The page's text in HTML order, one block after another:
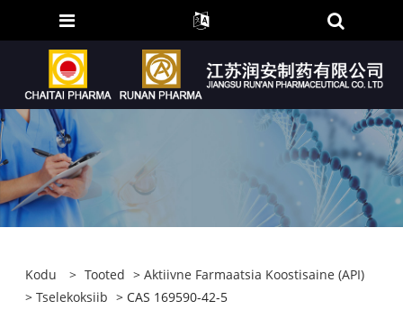
Kodu > Tooted >Aktiivne Farmaatsia Koostisaine (API)
>Tselekoksiib > CAS 169590-42-5